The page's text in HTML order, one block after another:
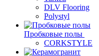
DLV Flooring
Polystyl
Пробковые полы
CORKSTYLE